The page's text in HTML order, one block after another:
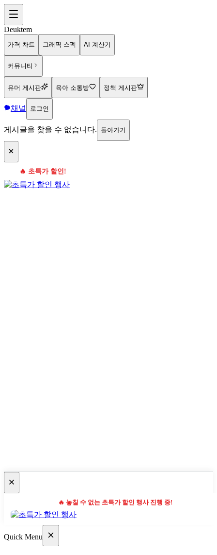
Deuktem
가격 차트 그래픽 스펙 AI 계산기
커뮤니티
유머 게시판 육아 소통방 정책 게시판
채널 로그인
게시글을 찾을 수 없습니다. 돌아가기
🔥 초특가 할인!
🔥 놓칠 수 없는 초특가 할인 행사 진행 중!
Quick Menu